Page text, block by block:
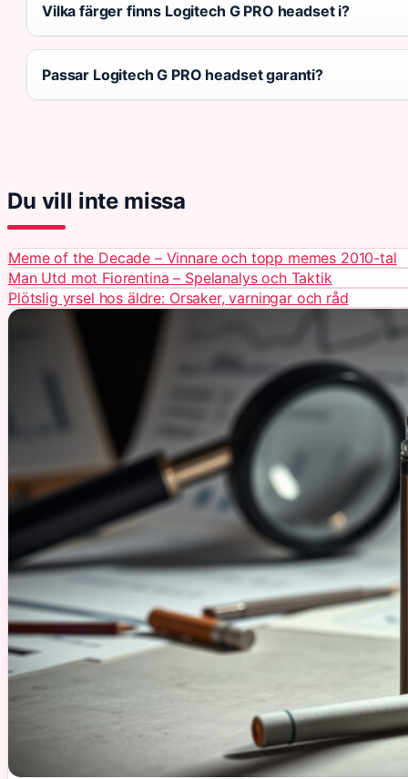
Vilka färger finns Logitech G PRO headset i?
Passar Logitech G PRO headset garanti?
Du vill inte missa
Meme of the Decade – Vinnare och topp memes 2010-tal
Man Utd mot Fiorentina – Spelanalys och Taktik
Plötslig yrsel hos äldre: Orsaker, varningar och råd